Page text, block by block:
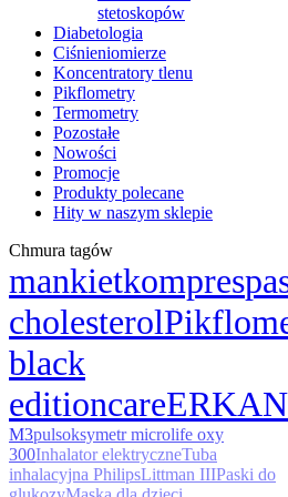
stetoskopów
Diabetologia
Ciśnieniomierze
Koncentratory tlenu
Pikflometry
Termometry
Pozostałe
Nowości
Promocje
Produkty polecane
Hity w naszym sklepie
Chmura tagów
mankietkompres
cholesterol
black
editioncareERKA
M3pulsoksymetr microlife oxy
300Inhalator elektryczneTuba
inhalacyjna PhilipsLittman IIIPaski do